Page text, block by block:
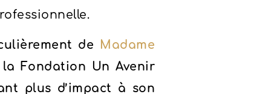
de Madame
la Fondation Un Avenir
plus d’impact à son